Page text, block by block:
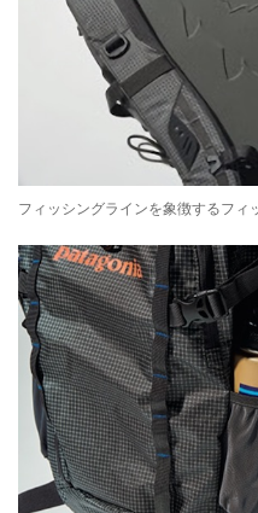
フィッシングラインを象徴するフィ